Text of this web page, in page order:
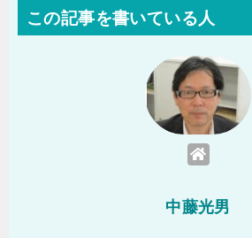
この記事を書いている人
中藤光男